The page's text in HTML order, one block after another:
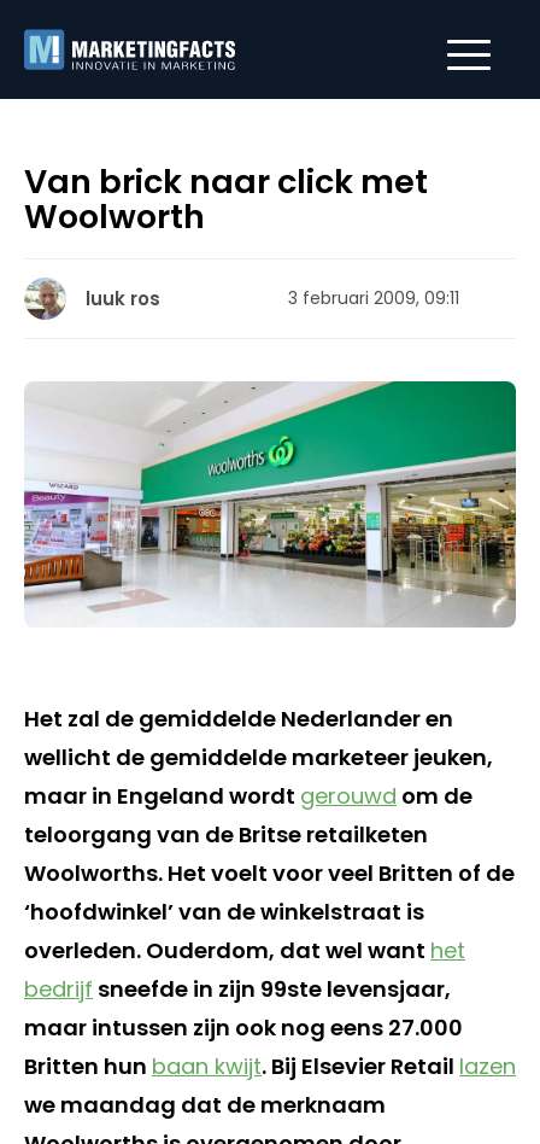
Van brick naar click met
Woolworth
luuk ros 3 februari 2009, 09:11
Het zal de gemiddelde Nederlander en
wellicht de gemiddelde marketeer jeuken,
maar in Engeland wordt gerouwd om de
teloorgang van de Britse retailketen
Woolworths. Het voelt voor veel Britten of de
‘hoofdwinkel’ van de winkelstraat is
overleden. Ouderdom, dat wel want het
bedrijf sneefde in zijn 99ste levensjaar,
maar intussen zijn ook nog eens 27.000
Britten hun baan kwijt. Bij Elsevier Retail lazen
we maandag dat de merknaam